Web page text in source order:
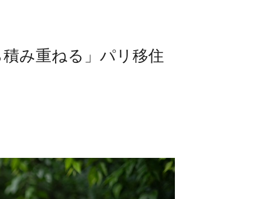
み重ねる」パリ移住